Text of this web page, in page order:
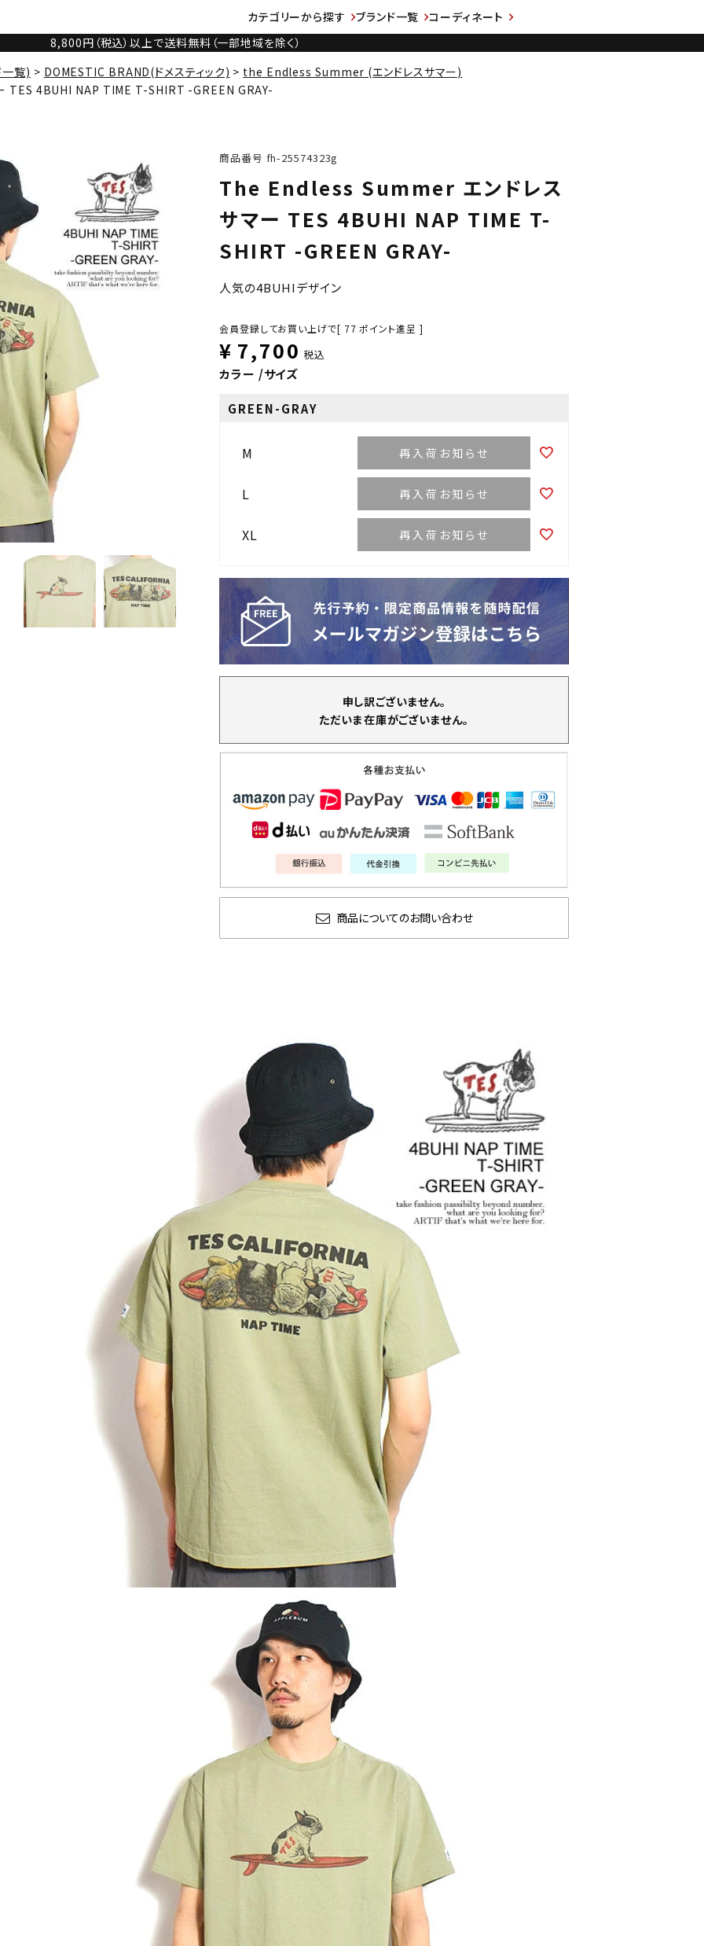
カテゴリーから探す ブランド一覧
コーディネート
8,800円（税込）以上で送料無料（一部地域を除く）
覧) DOMESTIC BRAND(ドメスティック)
the Endless Summer (エンドレスサマー)
TES 4BUHI NAP TIME T-SHIRT -GREEN GRAY-
商品番号 fh-25574323g
The Endless Summer エンドレス
サマー TES 4BUHI NAP TIME T-
SHIRT -GREEN GRAY-
人気の4BUHIデザイン
会員登録してお買い上げで[ 77 ポイント進呈 ]
¥ 7,700 税込
カラー サイズ
GREEN-GRAY
M 再入荷お知らせ
L 再入荷お知らせ
XL 再入荷お知らせ
申し訳ございません。
ただいま在庫がございません。
商品についてのお問い合わせ
SOFTMACHINE 2026
秋冬 先行予約
glamb – 映画「スター・
ウォーズ／マンダロリア
ン・アンド・グローグー」カ
プセルコレクション